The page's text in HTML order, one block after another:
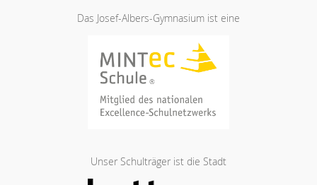
Das Josef-Albers-Gymnasium ist eine
Unser Schulträger ist die Stadt